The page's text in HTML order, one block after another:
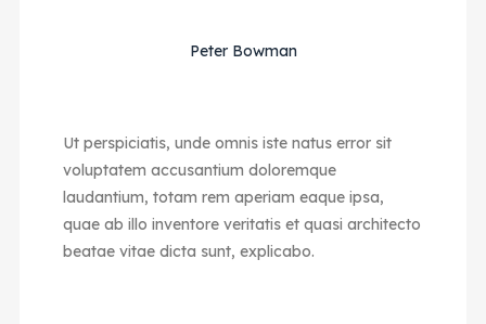
Peter Bowman
Ut perspiciatis, unde omnis iste natus error sit
voluptatem accusantium doloremque
laudantium, totam rem aperiam eaque ipsa,
quae ab illo inventore veritatis et quasi architecto
beatae vitae dicta sunt, explicabo.